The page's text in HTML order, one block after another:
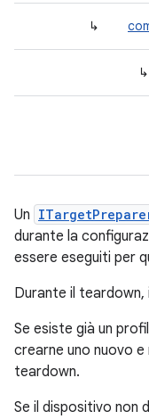
↳
↳
Un
durante la
essere eseguiti per
Durante il
Se esiste già un
crearne uno nuovo
teardown.
Se il dispositivo non